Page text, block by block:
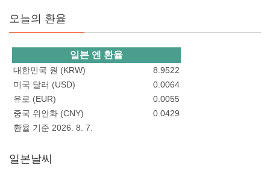
오늘의 환율
일본 엔 환율
대한민국 원 (KRW)
8.9522
미국 달러 (USD)
0.0064
유로 (EUR)
0.0055
중국 위안화 (CNY)
0.0429
환율 기준 2026. 8. 7.
일본날씨